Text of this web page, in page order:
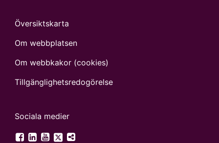
Översiktskarta
Om webbplatsen
Om webbkakor (cookies)
Tillgänglighets­redogörelse
Sociala medier
SGU på Facebook
SGU på LinkedIn
SGU på YouTube
SGU på Twitter
Fler digitala kanaler